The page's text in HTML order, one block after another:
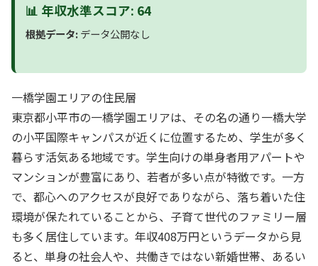
📊 年収水準スコア: 64
根拠データ:データ公開なし
一橋学園エリアの住民層
東京都小平市の一橋学園エリアは、その名の通り一橋大学
の小平国際キャンパスが近くに位置するため、学生が多く
暮らす活気ある地域です。学生向けの単身者用アパートや
マンションが豊富にあり、若者が多い点が特徴です。一方
で、都心へのアクセスが良好でありながら、落ち着いた住
環境が保たれていることから、子育て世代のファミリー層
も多く居住しています。年収408万円というデータから見
ると、単身の社会人や、共働きではない新婚世帯、あるい